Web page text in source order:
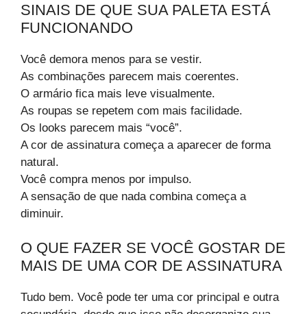
SINAIS DE QUE SUA PALETA ESTÁ
FUNCIONANDO
Você demora menos para se vestir.
As combinações parecem mais coerentes.
O armário fica mais leve visualmente.
As roupas se repetem com mais facilidade.
Os looks parecem mais “você”.
A cor de assinatura começa a aparecer de forma
natural.
Você compra menos por impulso.
A sensação de que nada combina começa a
diminuir.
O QUE FAZER SE VOCÊ GOSTAR DE
MAIS DE UMA COR DE ASSINATURA
Tudo bem. Você pode ter uma cor principal e outra